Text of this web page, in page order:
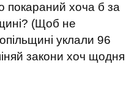
покараний хоча б за
(Щоб не
уклали 96
закони хоч щодня